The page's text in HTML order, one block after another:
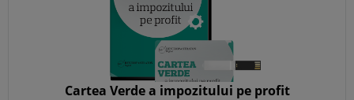
Cartea Verde a impozitului pe profit